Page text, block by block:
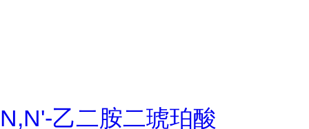
N,N'-乙二胺二琥珀酸